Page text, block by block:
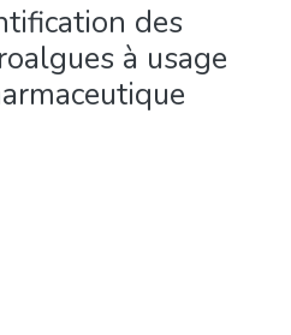
des
à usage